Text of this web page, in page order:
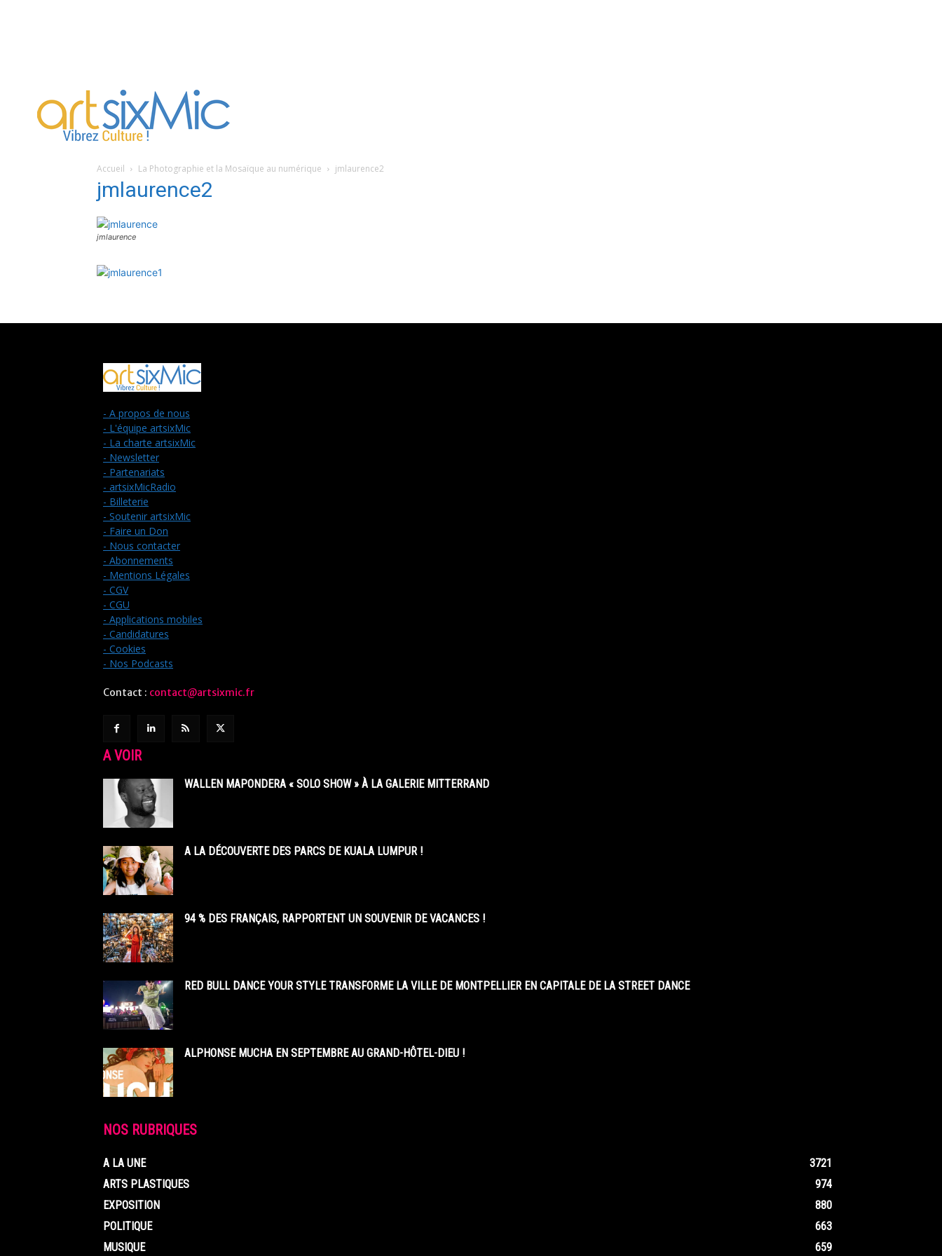
artsixMic
Accueil La Photographie et la Mosaïque au numérique jmlaurence2
jmlaurence2
jmlaurence
- A propos de nous
- L'équipe artsixMic
- La charte artsixMic
- Newsletter
- Partenariats
- artsixMicRadio
- Billeterie
- Soutenir artsixMic
- Faire un Don
- Nous contacter
- Abonnements
- Mentions Légales
- CGV
- CGU
- Applications mobiles
- Candidatures
- Cookies
- Nos Podcasts
Contact : contact@artsixmic.fr
A VOIR
WALLEN MAPONDERA « SOLO SHOW » À LA GALERIE MITTERRAND
A LA DÉCOUVERTE DES PARCS DE KUALA LUMPUR !
94 % DES FRANÇAIS, RAPPORTENT UN SOUVENIR DE VACANCES !
RED BULL DANCE YOUR STYLE TRANSFORME LA VILLE DE MONTPELLIER EN CAPITALE DE LA STREET DANCE
ALPHONSE MUCHA EN SEPTEMBRE AU GRAND-HÔTEL-DIEU !
NOS RUBRIQUES
A LA UNE
3721
ARTS PLASTIQUES
974
EXPOSITION
880
POLITIQUE
663
MUSIQUE
659